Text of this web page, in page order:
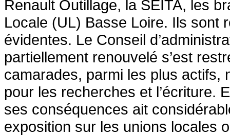
Renault Outillage, la SEITA, les
Locale (UL) Basse Loire. Ils sont
évidentes. Le Conseil
partiellement renouvelé s’est
camarades, parmi les plus actifs,
pour les recherches et l’écriture.
ses conséquences ait
exposition sur les unions locales